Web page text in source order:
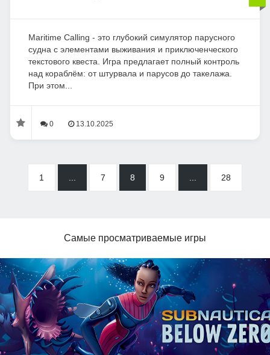
Maritime Calling - это глубокий симулятор парусного
судна с элементами выживания и приключенческого
текстового квеста. Игра предлагает полный контроль
над кораблём: от штурвала и парусов до такелажа.
При этом...
0 13.10.2025
1 7 8 9 28
Самые просматриваемые игры